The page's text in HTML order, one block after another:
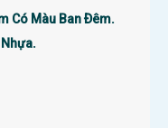
Có Màu Ban Ðêm.